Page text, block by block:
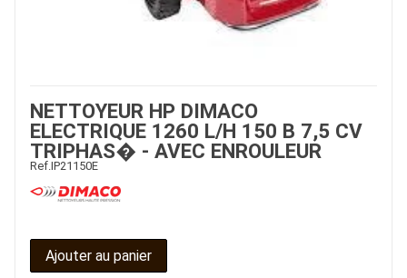
NETTOYEUR HP DIMACO
ELECTRIQUE 1260 L/H 150 B 7,5 CV
TRIPHAS� - AVEC ENROULEUR
Ref.IP21150E
Ajouter au panier